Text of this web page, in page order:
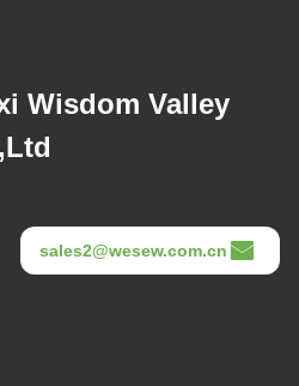
Wisdom Valley
sales2@wesew.com.cn